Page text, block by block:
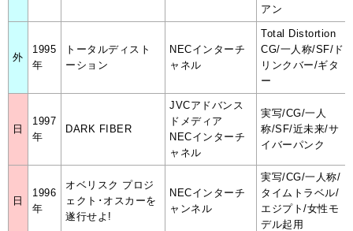
アン
外
1995
年
トータルディスト
ーション
NECインターチ
ャネル
Total Distortion
CG/一人称/SF/ド
リンクバー/ギタ
ー
日
1997
年
DARK FIBER
JVCアドバンス
ドメディア
NECインターチ
ャネル
実写/CG/一人
称/SF/近未来/サ
イバーパンク
日
1996
年
オベリスク プロジ
ェクト･オスカーを
遂行せよ!
NECインターチ
ャンネル
実写/CG/一人称/
タイムトラベル/
エジプト/女性モ
デル起用